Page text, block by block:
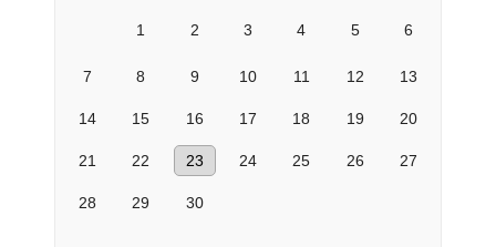
1 2 3 4 5 6
7 8 9 10 11 12 13
14 15 16 17 18 19 20
21 22 23 24 25 26 27
28 29 30